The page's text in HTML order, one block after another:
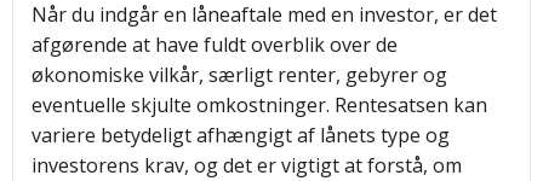
Når du indgår en låneaftale med en investor, er det
afgørende at have fuldt overblik over de
økonomiske vilkår, særligt renter, gebyrer og
eventuelle skjulte omkostninger. Rentesatsen kan
variere betydeligt afhængigt af lånets type og
investorens krav, og det er vigtigt at forstå, om